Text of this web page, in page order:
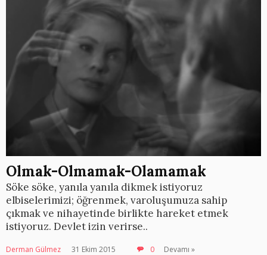
Olmak-Olmamak-Olamamak
Söke söke, yanıla yanıla dikmek istiyoruz
elbiselerimizi; öğrenmek, varoluşumuza sahip
çıkmak ve nihayetinde birlikte hareket etmek
istiyoruz. Devlet izin verirse..
Derman Gülmez 31 Ekim 2015 0 Devamı »